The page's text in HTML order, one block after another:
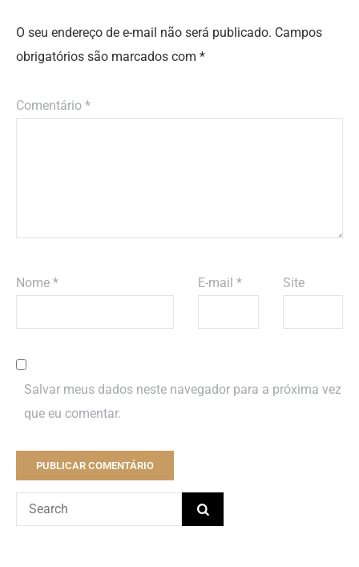
O seu endereço de e-mail não será publicado. Campos
obrigatórios são marcados com *
Comentário *
Nome * E-mail * Site
Salvar meus dados neste navegador para a próxima vez
que eu comentar.